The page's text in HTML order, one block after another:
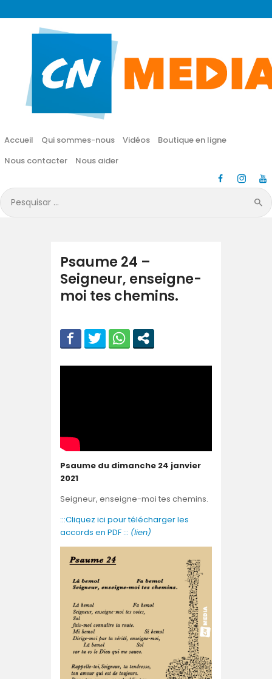
Accueil Qui sommes-nous Vidéos
Boutique en ligne
Nous contacter
Nous aider
Pesquisar
por:
CN MÉDIA
Une vie nouvelle en JESUS !
Accueil
Vidéos
Boutique en ligne
Nous aider
Psaume 24 –
Seigneur, enseigne-
moi tes chemins.
Psaume du dimanche 24 janvier
2021
Seigneur, enseigne-moi tes chemins.
:::Cliquez ici pour télécharger les
accords en PDF ::: (lien)